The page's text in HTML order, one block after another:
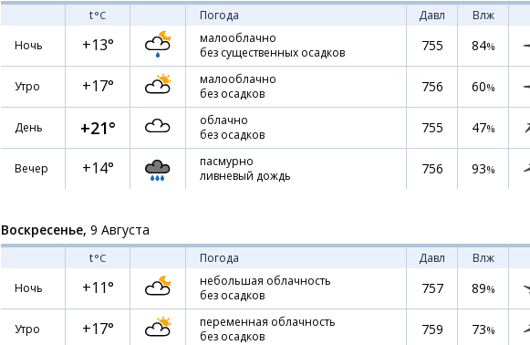
t°C Погода Давл Влж
Ночь
+13°
малооблачно
без существенных осадков
755 84%
Утро +17°
малооблачно
без осадков
756 60%
День +21°
облачно
без осадков
755 47%
Вечер +14°
пасмурно
ливневый дождь
756 93%
Воскресенье, 9 Августа
t°C Погода Давл Влж
Ночь
+11°
небольшая облачность
без осадков
757 89%
Утро +17°
переменная облачность
без осадков
759 73%